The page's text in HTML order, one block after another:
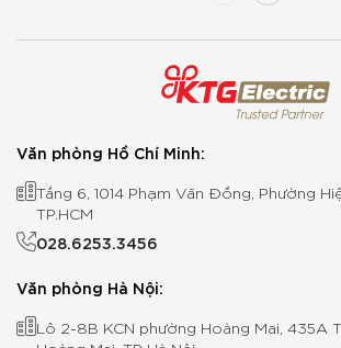
Văn phòng Hồ Chí Minh:
Tầng 6, 1014 Phạm Văn Đồng, Phường
TP.HCM
028.6253.3456
Văn phòng Hà Nội:
Lô 2-8B KCN phường Hoàng Mai, 435A